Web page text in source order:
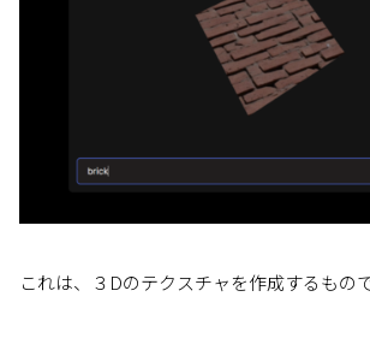
これは、３Dのテクスチャを作成するもの